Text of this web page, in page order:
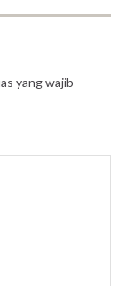
yang wajib